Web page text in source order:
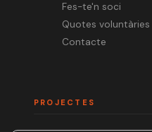
Fes-te'n soci
Quotes voluntàries
Contacte
PROJECTES